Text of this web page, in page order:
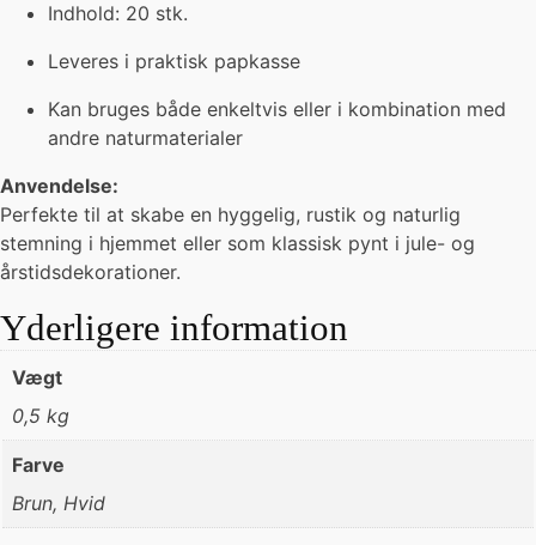
Indhold: 20 stk.
Leveres i praktisk papkasse
Kan bruges både enkeltvis eller i kombination med
andre naturmaterialer
Anvendelse:
Perfekte til at skabe en hyggelig, rustik og naturlig
stemning i hjemmet eller som klassisk pynt i jule- og
årstidsdekorationer.
Yderligere information
Vægt
0,5 kg
Farve
Brun, Hvid